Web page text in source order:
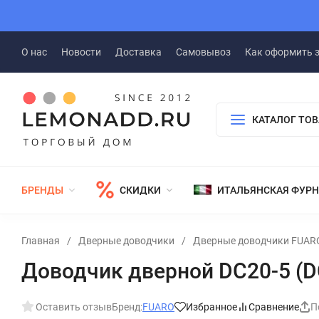
О нас Новости Доставка Самовывоз Как оформить
КАТАЛОГ
БРЕНДЫ СКИДКИ ИТАЛЬЯНСКАЯ
Главная / Дверные доводчики / Дверные доводчики
Доводчик дверной DC20-5
Оставить отзывБренд:FUARO Избранное Сравнение